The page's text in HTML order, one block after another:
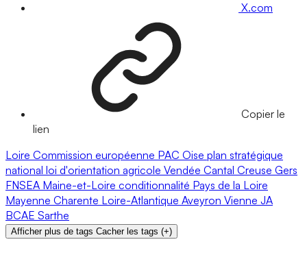
X.com
Copier le
lien
Loire Commission européenne PAC Oise plan stratégique
national loi d'orientation agricole Vendée Cantal Creuse Gers
FNSEA Maine-et-Loire conditionnalité Pays de la Loire
Mayenne Charente Loire-Atlantique Aveyron Vienne JA
BCAE Sarthe
Afficher plus de tags Cacher les tags (+)